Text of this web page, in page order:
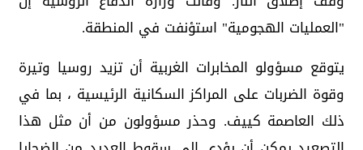
"العمليات الهجومية" استؤنفت في المنطقة.
يتوقع مسؤولو المخابرات الغربية أن تزيد روسيا وتيرة
وقوة الضربات على المراكز السكانية الرئيسية ، بما في
ذلك العاصمة كييف. وحذر مسؤولون من أن مثل هذا